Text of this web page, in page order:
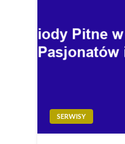
SERWISY